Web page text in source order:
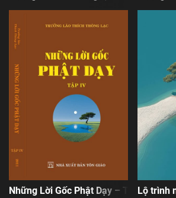
Những Lời Gốc Phật Dạy – Tập 4Lộ trình